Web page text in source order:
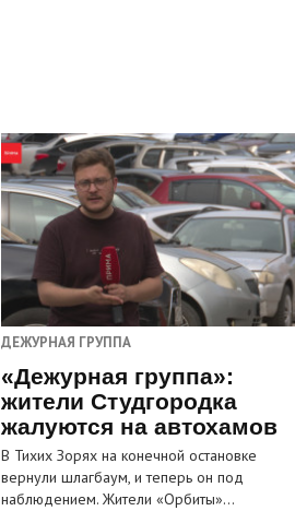
ДЕЖУРНАЯ ГРУППА
«Дежурная группа»:
жители Студгородка
жалуются на автохамов
В Тихих Зорях на конечной остановке
вернули шлагбаум, и теперь он под
наблюдением. Жители «Орбиты»…